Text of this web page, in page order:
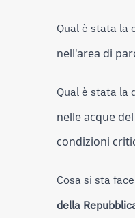
Qual è stata la
nell'area di
Qual è stata la
nelle acque
condizioni
Cosa si sta
della